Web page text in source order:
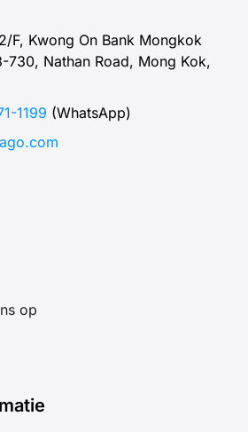
F, Kwong On Bank Mongkok
730, Nathan Road, Mong Kok,
1199 (WhatsApp)
op